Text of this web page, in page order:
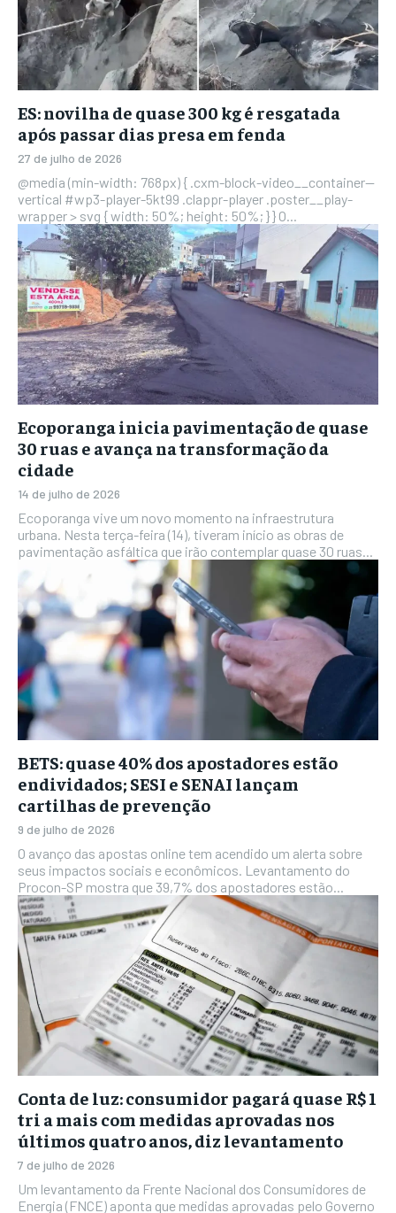
ES: novilha de quase 300 kg é resgatada
após passar dias presa em fenda
27 de julho de 2026
@media (min-width: 768px) { .cxm-block-video__container--
vertical #wp3-player-5kt99 .clappr-player .poster__play-
wrapper > svg { width: 50%; height: 50%; } } O...
Ecoporanga inicia pavimentação de quase
30 ruas e avança na transformação da
cidade
14 de julho de 2026
Ecoporanga vive um novo momento na infraestrutura
urbana. Nesta terça-feira (14), tiveram início as obras de
pavimentação asfáltica que irão contemplar quase 30 ruas...
BETS: quase 40% dos apostadores estão
endividados; SESI e SENAI lançam
cartilhas de prevenção
9 de julho de 2026
O avanço das apostas online tem acendido um alerta sobre
seus impactos sociais e econômicos. Levantamento do
Procon-SP mostra que 39,7% dos apostadores estão...
Conta de luz: consumidor pagará quase R$ 1
tri a mais com medidas aprovadas nos
últimos quatro anos, diz levantamento
7 de julho de 2026
Um levantamento da Frente Nacional dos Consumidores de
Energia (FNCE) aponta que medidas aprovadas pelo Governo